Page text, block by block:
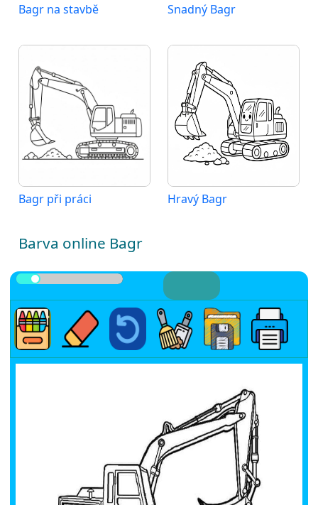
Bagr na stavbě Snadný Bagr
Bagr při práci Hravý Bagr
Barva online Bagr